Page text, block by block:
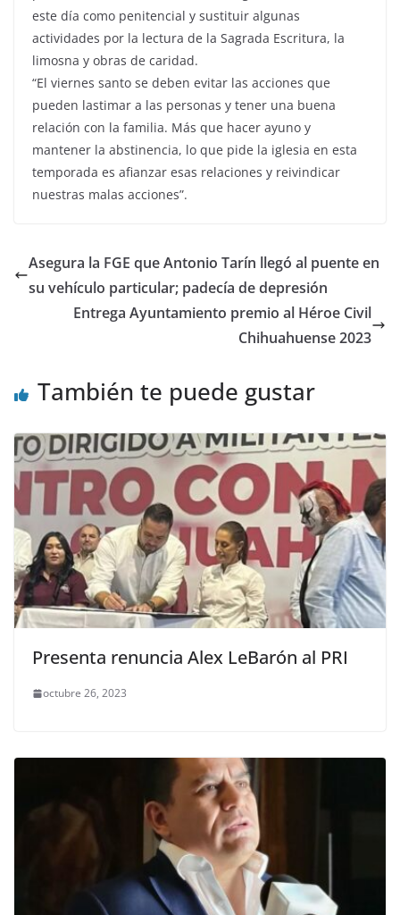
este día como penitencial y sustituir algunas
actividades por la lectura de la Sagrada Escritura, la
limosna y obras de caridad.
“El viernes santo se deben evitar las acciones que
pueden lastimar a las personas y tener una buena
relación con la familia. Más que hacer ayuno y
mantener la abstinencia, lo que pide la iglesia en esta
temporada es afianzar esas relaciones y reivindicar
nuestras malas acciones”.
Asegura la FGE que Antonio Tarín llegó al puente en
su vehículo particular; padecía de depresión
Entrega Ayuntamiento premio al Héroe Civil
Chihuahuense 2023
También te puede gustar
Presenta renuncia Alex LeBarón al PRI
octubre 26, 2023